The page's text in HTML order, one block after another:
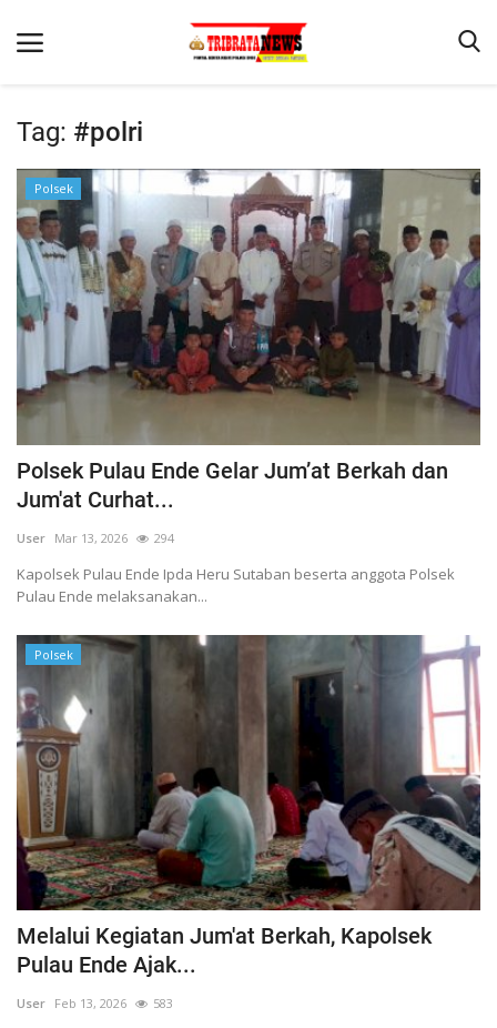
Beranda
Terms & Conditions
Reskrim
Binkam
Mitra Polisi
Polisi Kita
Tag: #polri
Polsek
Polsek Pulau Ende Gelar Jum’at Berkah dan
Jum'at Curhat...
User Mar 13, 2026 294
Kapolsek Pulau Ende Ipda Heru Sutaban beserta anggota Polsek
Pulau Ende melaksanakan...
Polsek
Melalui Kegiatan Jum'at Berkah, Kapolsek
Pulau Ende Ajak...
User Feb 13, 2026 583